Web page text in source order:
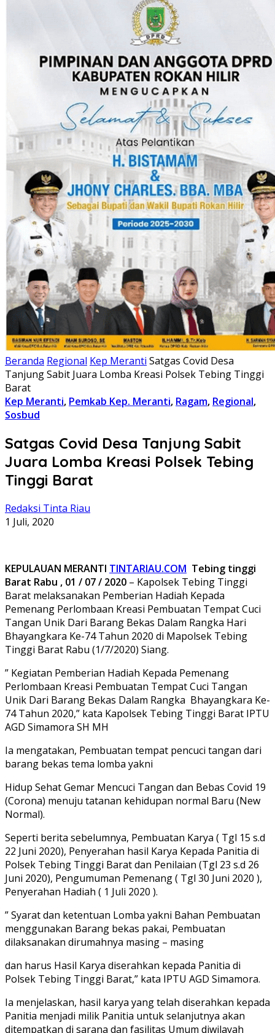
Beranda Regional Kep Meranti Satgas Covid Desa
Tanjung Sabit Juara Lomba Kreasi Polsek Tebing Tinggi
Barat
Kep Meranti, Pemkab Kep. Meranti, Ragam, Regional,
Sosbud
Satgas Covid Desa Tanjung Sabit
Juara Lomba Kreasi Polsek Tebing
Tinggi Barat
Redaksi Tinta Riau
1 Juli, 2020
KEPULAUAN MERANTI TINTARIAU.COM Tebing tinggi
Barat Rabu , 01 / 07 / 2020 – Kapolsek Tebing Tinggi
Barat melaksanakan Pemberian Hadiah Kepada
Pemenang Perlombaan Kreasi Pembuatan Tempat Cuci
Tangan Unik Dari Barang Bekas Dalam Rangka Hari
Bhayangkara Ke-74 Tahun 2020 di Mapolsek Tebing
Tinggi Barat Rabu (1/7/2020) Siang.
” Kegiatan Pemberian Hadiah Kepada Pemenang
Perlombaan Kreasi Pembuatan Tempat Cuci Tangan
Unik Dari Barang Bekas Dalam Rangka Bhayangkara Ke-
74 Tahun 2020,” kata Kapolsek Tebing Tinggi Barat IPTU
AGD Simamora SH MH
Ia mengatakan, Pembuatan tempat pencuci tangan dari
barang bekas tema lomba yakni
Hidup Sehat Gemar Mencuci Tangan dan Bebas Covid 19
(Corona) menuju tatanan kehidupan normal Baru (New
Normal).
Seperti berita sebelumnya, Pembuatan Karya ( Tgl 15 s.d
22 Juni 2020), Penyerahan hasil Karya Kepada Panitia di
Polsek Tebing Tinggi Barat dan Penilaian (Tgl 23 s.d 26
Juni 2020), Pengumuman Pemenang ( Tgl 30 Juni 2020 ),
Penyerahan Hadiah ( 1 Juli 2020 ).
” Syarat dan ketentuan Lomba yakni Bahan Pembuatan
menggunakan Barang bekas pakai, Pembuatan
dilaksanakan dirumahnya masing – masing
dan harus Hasil Karya diserahkan kepada Panitia di
Polsek Tebing Tinggi Barat,” kata IPTU AGD Simamora.
Ia menjelaskan, hasil karya yang telah diserahkan kepada
Panitia menjadi milik Panitia untuk selanjutnya akan
ditempatkan di sarana dan fasilitas Umum diwilayah